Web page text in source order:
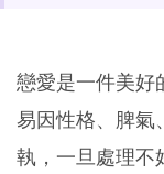
戀愛是一件美好
易因性格、脾氣
執，一旦處理不